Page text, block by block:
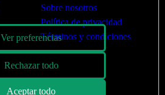
Sobre nosotros
Política de privacidad
Términos y condiciones
Ver preferencias
Rechazar todo
Aceptar todo